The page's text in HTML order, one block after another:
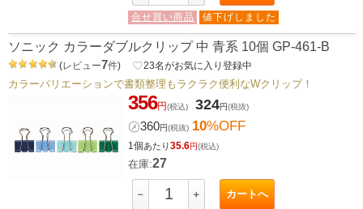
合せ買い商品 値下げしました
ソニック カラーダブルクリップ 中 青系 10個 GP-461-B
(レビュー7件) favorite_border23名がお気に入り登録中
カラーバリエーションで書類整理もラクラク便利なWクリップ！
356円(税込) 324円(税抜)
㋱360円(税抜) 10%OFF
1個あたり35.6円(税込)
在庫:27
－ ＋ カートへ